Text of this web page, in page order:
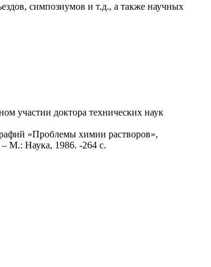
симпозиумов и т.д., а также научных
участии доктора технических наук
«Проблемы химии растворов»,
М.: Наука, 1986. -264 с.